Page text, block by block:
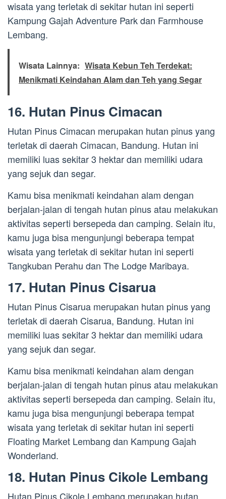
wisata yang terletak di sekitar hutan ini seperti
Kampung Gajah Adventure Park dan Farmhouse
Lembang.
Wisata Lainnya: Wisata Kebun Teh Terdekat:
Menikmati Keindahan Alam dan Teh yang Segar
16. Hutan Pinus Cimacan
Hutan Pinus Cimacan merupakan hutan pinus yang
terletak di daerah Cimacan, Bandung. Hutan ini
memiliki luas sekitar 3 hektar dan memiliki udara
yang sejuk dan segar.
Kamu bisa menikmati keindahan alam dengan
berjalan-jalan di tengah hutan pinus atau melakukan
aktivitas seperti bersepeda dan camping. Selain itu,
kamu juga bisa mengunjungi beberapa tempat
wisata yang terletak di sekitar hutan ini seperti
Tangkuban Perahu dan The Lodge Maribaya.
17. Hutan Pinus Cisarua
Hutan Pinus Cisarua merupakan hutan pinus yang
terletak di daerah Cisarua, Bandung. Hutan ini
memiliki luas sekitar 3 hektar dan memiliki udara
yang sejuk dan segar.
Kamu bisa menikmati keindahan alam dengan
berjalan-jalan di tengah hutan pinus atau melakukan
aktivitas seperti bersepeda dan camping. Selain itu,
kamu juga bisa mengunjungi beberapa tempat
wisata yang terletak di sekitar hutan ini seperti
Floating Market Lembang dan Kampung Gajah
Wonderland.
18. Hutan Pinus Cikole Lembang
Hutan Pinus Cikole Lembang merupakan hutan